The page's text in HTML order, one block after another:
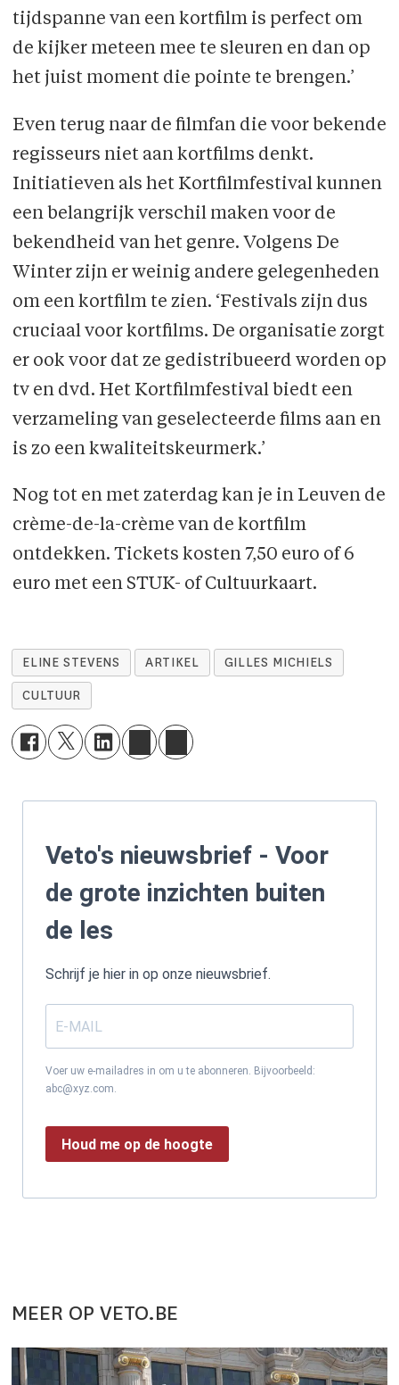
tijdspanne van een kortfilm is perfect om
de kijker meteen mee te sleuren en dan op
het juist moment die pointe te brengen.’
Even terug naar de filmfan die voor bekende
regisseurs niet aan kortfilms denkt.
Initiatieven als het Kortfilmfestival kunnen
een belangrijk verschil maken voor de
bekendheid van het genre. Volgens De
Winter zijn er weinig andere gelegenheden
om een kortfilm te zien. ‘Festivals zijn dus
cruciaal voor kortfilms. De organisatie zorgt
er ook voor dat ze gedistribueerd worden op
tv en dvd. Het Kortfilmfestival biedt een
verzameling van geselecteerde films aan en
is zo een kwaliteitskeurmerk.’
Nog tot en met zaterdag kan je in Leuven de
crème-de-la-crème van de kortfilm
ontdekken. Tickets kosten 7,50 euro of 6
euro met een STUK- of Cultuurkaart.
ELINE STEVENS ARTIKEL GILLES MICHIELS
CULTUUR
Veto's nieuwsbrief - Voor
de grote inzichten buiten
de les
Schrijf je hier in op onze nieuwsbrief.
Voer uw e-mailadres in om u te abonneren. Bijvoorbeeld:
abc@xyz.com.
Houd me op de hoogte
MEER OP VETO.BE